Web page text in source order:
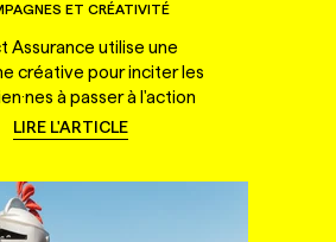
ET CRÉATIVITÉ
Assurance utilise une
créative pour inciter les
à passer à l'action
LIRE L'ARTICLE